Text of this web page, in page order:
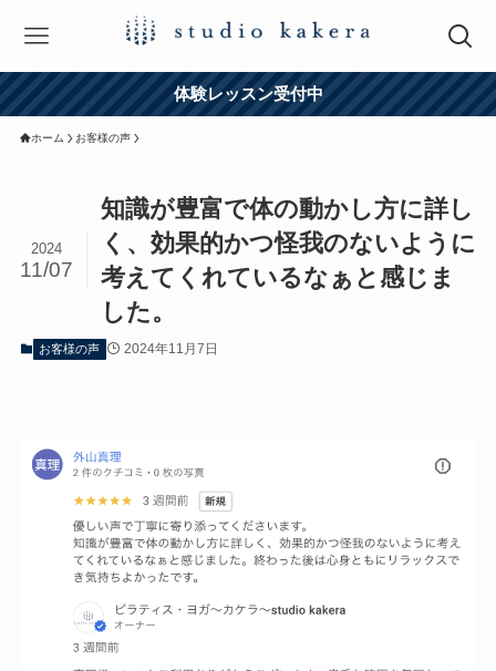
体験レッスン受付中
ホーム お客様の声
知識が豊富で体の動かし方に詳し
く、効果的かつ怪我のないように
考えてくれているなぁと感じま
した。
2024
11/07
お客様の声 2024年11月7日